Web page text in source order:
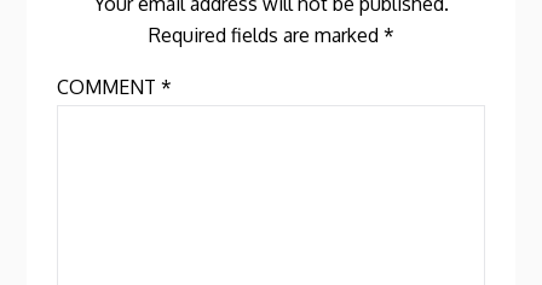
Required fields are marked *
COMMENT*